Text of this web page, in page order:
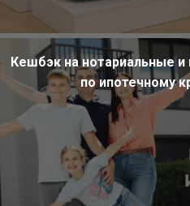
Кешбэк на нотариальные
по ипотечному